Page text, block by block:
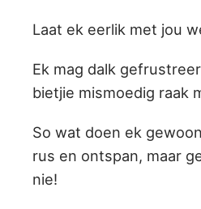
Laat ek eerlik met jou
Ek mag dalk
bietjie mismoedig raak
So wat doen ek
rus en ontspan, maar
nie!